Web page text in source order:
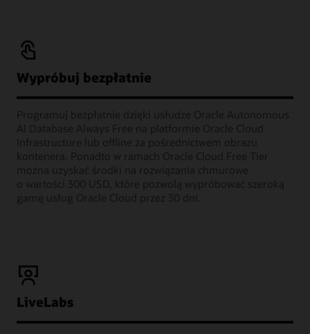
Wypróbuj bezpłatnie
LiveLabs